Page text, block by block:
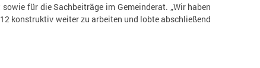
für die Sachbeiträge im Gemeinderat. „Wir haben
konstruktiv weiter zu arbeiten und lobte abschließend